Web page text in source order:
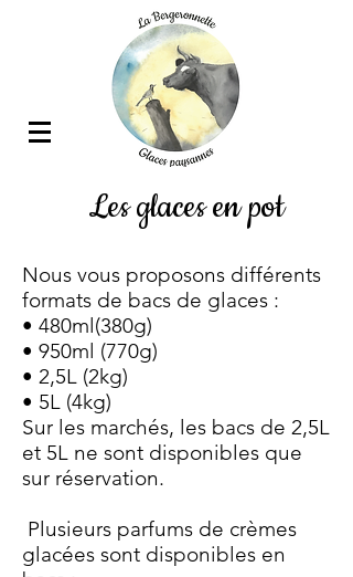
Les glaces en pot
Nous vous proposons différents
formats de bacs de glaces :
• 480ml(380g)
• 950ml (770g)
• 2,5L (2kg)
• 5L (4kg)
Sur les marchés, les bacs de 2,5L
et 5L ne sont disponibles que
sur réservation.
Plusieurs parfums de crèmes
glacées sont disponibles en